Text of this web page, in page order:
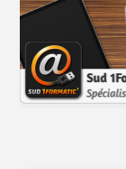
Skip
content